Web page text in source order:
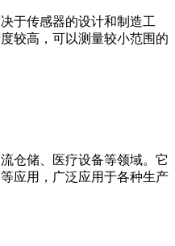
于传感器的设计和制造工
较高，可以测量较小范围的
仓储、医疗设备等领域。它
应用，广泛应用于各种生产